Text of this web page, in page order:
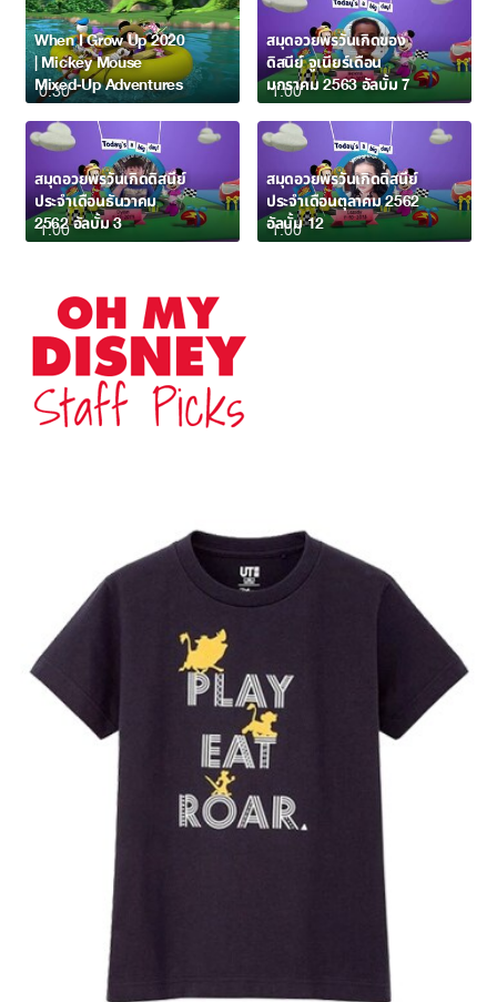
0:30
When I Grow Up 2020
| Mickey Mouse
Mixed-Up Adventures
1:00
สมุดอวยพรวันเกิดของ
ดิสนีย์ จูเนียร์เดือน
มกราคม 2563 อัลบั้ม 7
1:00
สมุดอวยพรวันเกิดดิสนีย์
ประจำเดือนธันวาคม
2562 อัลบั้ม 3
1:00
สมุดอวยพรวันเกิดดิสนีย์
ประจำเดือนตุลาคม 2562
อัลบั้ม 12